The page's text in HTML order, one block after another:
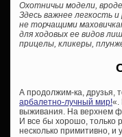
Охотничьи модели,
Здесь важнее легкость
не торчащими
для ходовых ее видов
прицелы, кликеры,
А продолжим-ка, друзья,
арбалетно-лучный мир!«.
выживания. На верхнем
И все бы хорошо, только
несколько примитивно,